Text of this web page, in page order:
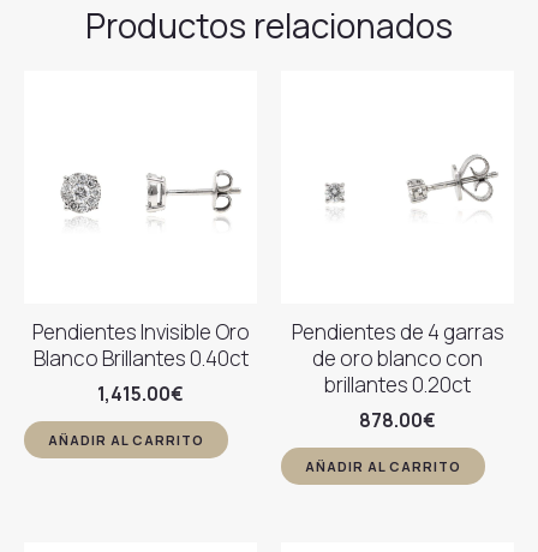
Productos relacionados
Pendientes Invisible Oro
Blanco Brillantes 0.40ct
1,415.00€
AÑADIR AL CARRITO
Pendientes de 4 garras
de oro blanco con
brillantes 0.20ct
878.00€
AÑADIR AL CARRITO